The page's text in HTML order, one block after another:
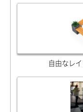
自由なレ